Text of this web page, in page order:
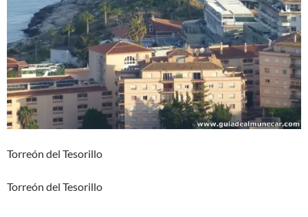
Torreón del Tesorillo
Torreón del Tesorillo